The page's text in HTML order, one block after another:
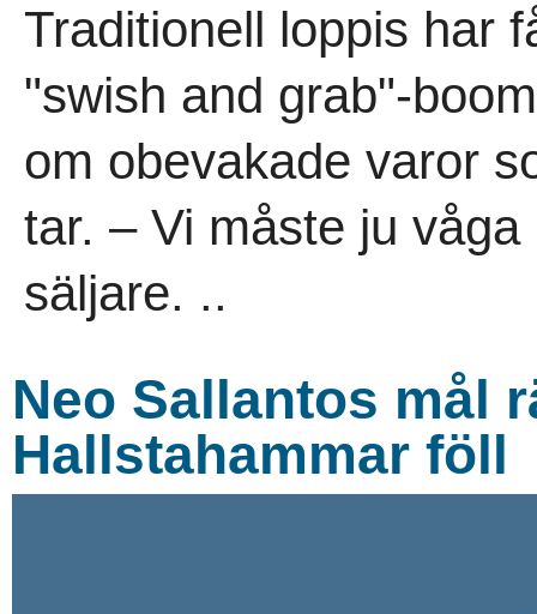
Traditionell loppis har
"swish and grab"-
om obevakade varor
tar. – Vi måste ju
säljare. ..
Neo Sallantos mål
Hallstahammar föll